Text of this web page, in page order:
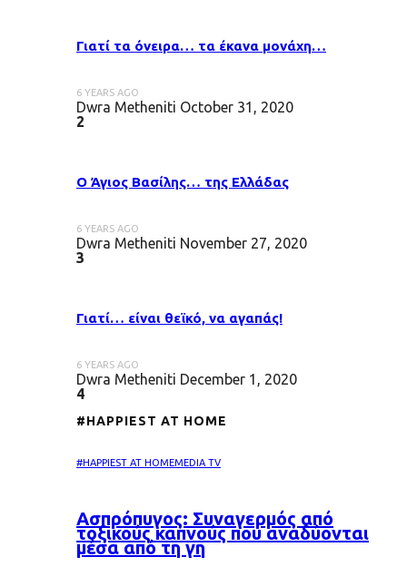
Γιατί τα όνειρα… τα έκανα μονάχη…
6 YEARS AGO
Dwra Metheniti October 31, 2020
2
Ο Άγιος Βασίλης… της Ελλάδας
6 YEARS AGO
Dwra Metheniti November 27, 2020
3
Γιατί… είναι θεϊκό, να αγαπάς!
6 YEARS AGO
Dwra Metheniti December 1, 2020
4
#HAPPIEST AT HOME
#HAPPIEST AT HOMEMEDIA TV
Ασπρόπυγος: Συναγερμός από
τοξικούς καπνούς που αναδύονται
μέσα από τη γη